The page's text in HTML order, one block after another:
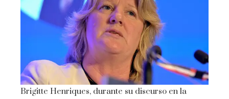
Brigitte Henriques, durante su discurso en la